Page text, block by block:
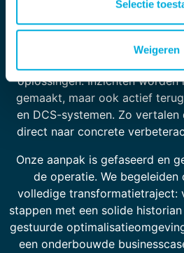
Selectie
Weigeren
Batenburg Nexus sluit naadloos
oplossingen. Inzichten
gemaakt, maar ook actief
en DCS-systemen. Zo
direct naar concrete
Onze aanpak is gefaseerd en
de operatie. We begeleiden
volledige transformatietraject:
stappen met een solide
gestuurde
een onderbouwde